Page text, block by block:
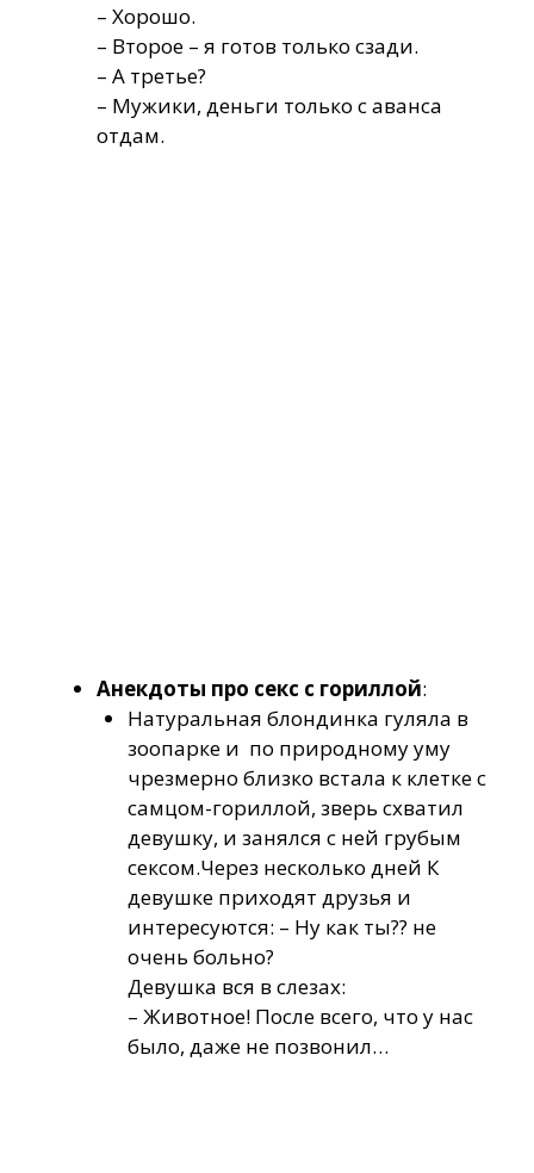
– Хорошо.
– Второе – я готов только сзади.
– А третье?
– Мужики, деньги только с аванса
отдам.
Анекдоты про секс с гориллой:
Натуральная блондинка гуляла в
зоопарке и по природному уму
чрезмерно близко встала к клетке с
самцом-гориллой, зверь схватил
девушку, и занялся с ней грубым
сексом.Через несколько дней К
девушке приходят друзья и
интересуются: – Ну как ты?? не
очень больно?
Девушка вся в слезах:
– Животное! После всего, что у нас
было, даже не позвонил…